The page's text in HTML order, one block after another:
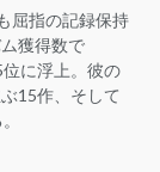
屈指の記録保持
獲得数で
に浮上。彼の
15作、そして